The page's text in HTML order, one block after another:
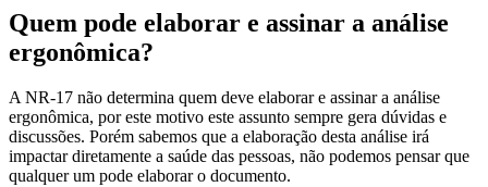
Quem pode elaborar e assinar a análise
ergonômica?
A NR-17 não determina quem deve elaborar e assinar a análise
ergonômica, por este motivo este assunto sempre gera dúvidas e
discussões. Porém sabemos que a elaboração desta análise irá
impactar diretamente a saúde das pessoas, não podemos pensar que
qualquer um pode elaborar o documento.